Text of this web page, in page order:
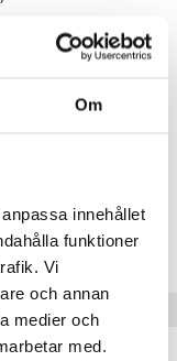
Om
innehållet
funktioner
Vi
och annan
medier och
med.